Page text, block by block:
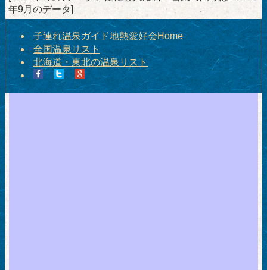
年9月のデータ]
子連れ温泉ガイド地熱愛好会Home
全国温泉リスト
北海道・東北の温泉リスト